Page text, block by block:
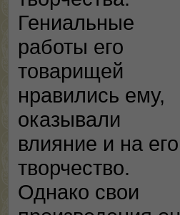
Гениальные
работы его
товарищей
нравились ему,
оказывали
влияние и на его
творчество.
Однако свои